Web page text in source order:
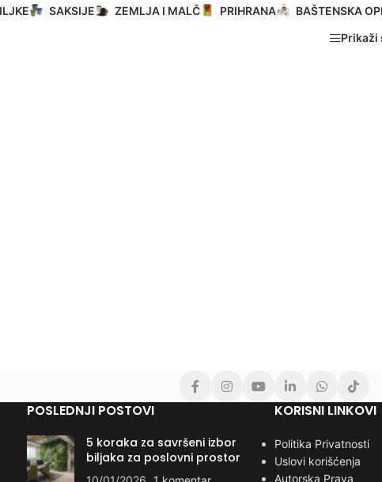
SAKSIJE ZEMLJA I MALČ PRIHRANA BAŠTENSKA
Prikaži
POSLEDNJI POSTOVI
5 koraka za savršeni izbor
biljaka za poslovni prostor
KORISNI LINKOVI
Politika Privatnosti
Uslovi korišćenja
Autorska Prava